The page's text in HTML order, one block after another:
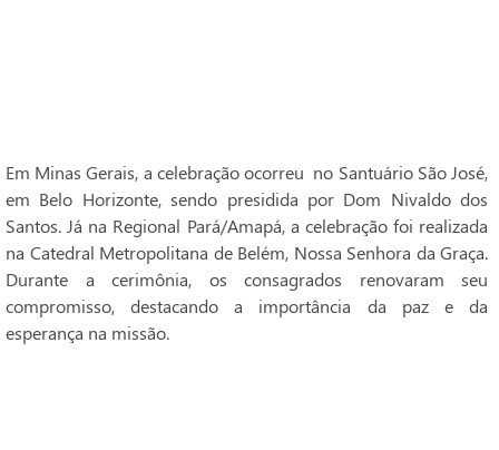
Em Minas Gerais, a celebração ocorreu no Santuário São José,
em Belo Horizonte, sendo presidida por Dom Nivaldo dos
Santos. Já na Regional Pará/Amapá, a celebração foi realizada
na Catedral Metropolitana de Belém, Nossa Senhora da Graça.
Durante a cerimônia, os consagrados renovaram seu
compromisso, destacando a importância da paz e da
esperança na missão.